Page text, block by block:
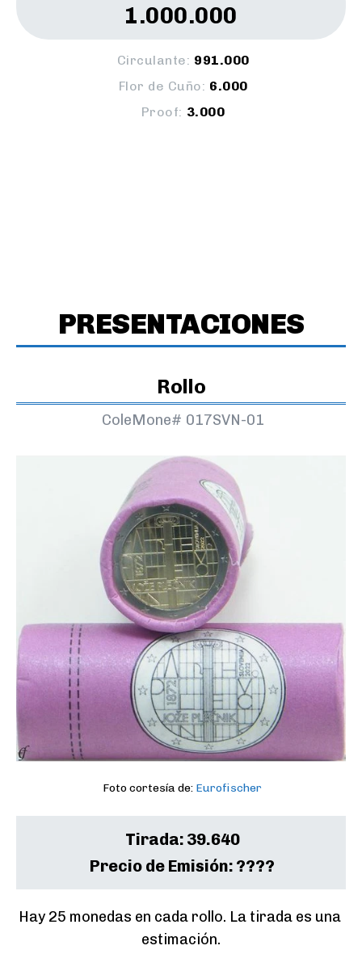
1.000.000
Circulante: 991.000
Flor de Cuño: 6.000
Proof: 3.000
PRESENTACIONES
Rollo
ColeMone# 017SVN-01
Foto cortesía de: Eurofischer
Tirada: 39.640
Precio de Emisión: ????
Hay 25 monedas en cada rollo. La tirada es una
estimación.